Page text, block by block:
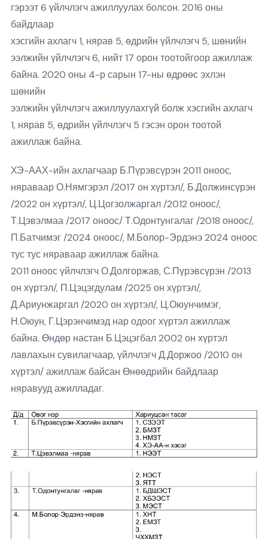
гэрээт 6 үйлчлэгч ажиллуулах болсон. 2016 оны
байдлаар
хэсгийн ахлагч 1, нярав 5, өдрийн үйлчлэгч 5, шөнийн
ээлжийн үйлчлэгч 6, нийт 17 орон тоотойгоор ажиллаж
байна. 2020 оны 4-р сарын 17-ны өдрөөс эхлэн
шөнийн
ээлжийн үйлчлэгч ажиллуулахгүй болж хэсгийн ахлагч
1, нярав 5, өдрийн үйлчлэгч 5 гэсэн орон тоотой
ажиллаж байна.
ХЭ-ААХ-ийн ахлагчаар Б.Пүрэвсүрэн 2011 оноос,
няраваар О.Нямгэрэл /2017 он хүртэл/, Б.Должинсүрэн
/2022 он хүртэл/, Ц.Цогзолжаргал /2012 оноос/,
Т.Цэвэлмаа /2017 оноос/ Т.Одонтунгалаг /2018 оноос/,
П.Батчимэг /2024 оноос/, М.Болор-Эрдэнэ 2024 оноос
тус тус няраваар ажиллаж байна.
2011 оноос үйлчлэгч О.Долгоржав, С.Пүрэвсүрэн /2013
он хүртэл/, П.Цэцэгдулам /2025 он хүртэл/,
Д.Ариунжаргал /2020 он хүртэл/, Ц.Оюунчимэг,
Н.Оюун, Г.Цэрэнчимэд нар одоог хүртэл ажиллаж
байна. Өндөр настан Б.Цэцэгбал 2002 он хүртэл
лавлахын сувилагчаар, үйлчлэгч Д.Доржоо /2010 он
хүртэл/ ажиллаж байсан Өнөөдрийн байдлаар
няравууд ажилладаг.